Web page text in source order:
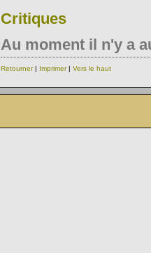
Critiques
Au moment il n'y a
Retourner| Imprimer| Vers le haut